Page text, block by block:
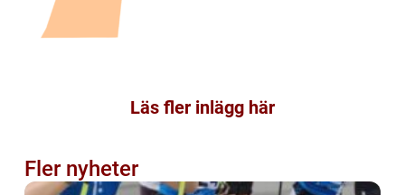
Läs fler inlägg här
Fler nyheter